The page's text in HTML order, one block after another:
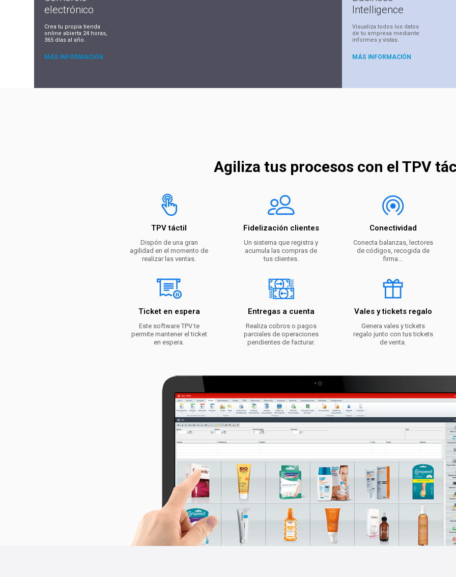
electrónico
Crea tu propia tienda
online abierta 24 horas,
365 días al año.
MÁS INFORMACIÓN
Intelligence
Visualiza todos los datos
de tu empresa mediante
informes y vistas.
MÁS INFORMACIÓN
Agiliza tus procesos con el TPV
TPV táctil
Dispón de una gran
agilidad en el momento de
realizar las ventas.
Fidelización clientes
Un sistema que registra y
acumula las compras de
tus clientes.
Conectividad
Conecta balanzas, lectores
de códigos, recogida de
firma...
Ticket en espera
Este software TPV te
permite mantener el ticket
en espera.
Entregas a cuenta
Realiza cobros o pagos
parciales de operaciones
pendientes de facturar.
Vales y tickets regalo
Genera vales y tickets
regalo junto con tus tickets
de venta.